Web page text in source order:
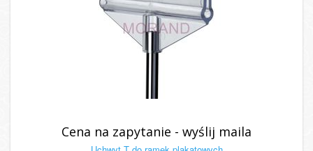
Cena na zapytanie - wyślij maila